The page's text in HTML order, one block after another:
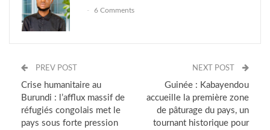
6 Comments
PREV POST
Crise humanitaire au
Burundi : l’afflux massif de
réfugiés congolais met le
pays sous forte pression
NEXT POST
Guinée : Kabayendou
accueille la première zone
de pâturage du pays, un
tournant historique pour